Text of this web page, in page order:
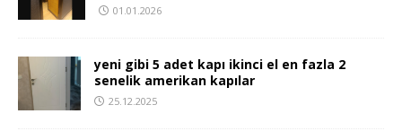
01.01.2026
yeni gibi 5 adet kapı ikinci el en fazla 2
senelik amerikan kapılar
25.12.2025